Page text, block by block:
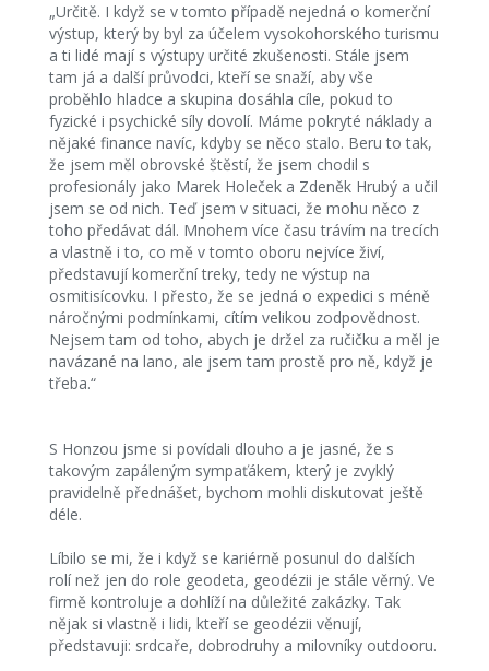
„Určitě. I když se v tomto případě nejedná o komerční
výstup, který by byl za účelem vysokohorského turismu
a ti lidé mají s výstupy určité zkušenosti. Stále jsem
tam já a další průvodci, kteří se snaží, aby vše
proběhlo hladce a skupina dosáhla cíle, pokud to
fyzické i psychické síly dovolí. Máme pokryté náklady a
nějaké finance navíc, kdyby se něco stalo. Beru to tak,
že jsem měl obrovské štěstí, že jsem chodil s
profesionály jako Marek Holeček a Zdeněk Hrubý a učil
jsem se od nich. Teď jsem v situaci, že mohu něco z
toho předávat dál. Mnohem více času trávím na trecích
a vlastně i to, co mě v tomto oboru nejvíce živí,
představují komerční treky, tedy ne výstup na
osmitisícovku. I přesto, že se jedná o expedici s méně
náročnými podmínkami, cítím velikou zodpovědnost.
Nejsem tam od toho, abych je držel za ručičku a měl je
navázané na lano, ale jsem tam prostě pro ně, když je
třeba.“
S Honzou jsme si povídali dlouho a je jasné, že s
takovým zapáleným sympaťákem, který je zvyklý
pravidelně přednášet, bychom mohli diskutovat ještě
déle.
Líbilo se mi, že i když se kariérně posunul do dalších
rolí než jen do role geodeta, geodézii je stále věrný. Ve
firmě kontroluje a dohlíží na důležité zakázky. Tak
nějak si vlastně i lidi, kteří se geodézii věnují,
představuji: srdcaře, dobrodruhy a milovníky outdooru.